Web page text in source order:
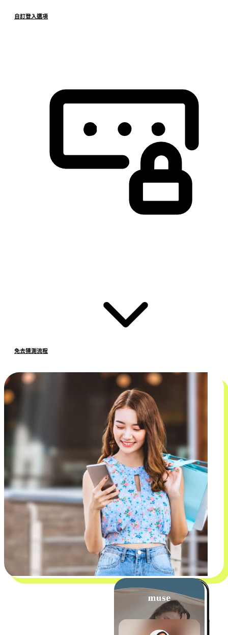
自訂登入選項
免去猜測流程